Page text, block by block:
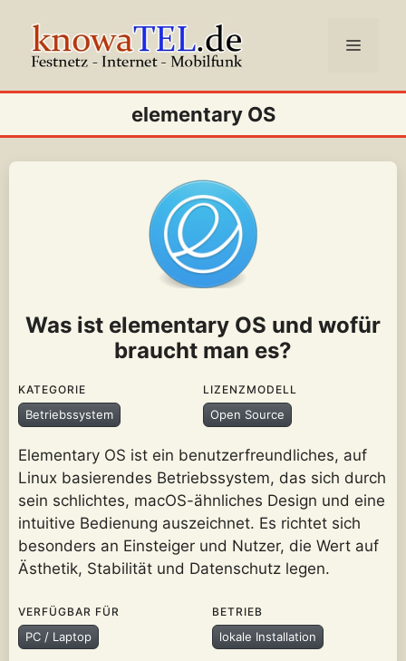
Inhalt
springen
Menü
elementary OS
Was ist elementary OS und wofür
braucht man es?
KATEGORIE
Betriebssystem
LIZENZMODELL
Open Source
Elementary OS ist ein benutzerfreundliches, auf
Linux basierendes Betriebssystem, das sich durch
sein schlichtes, macOS-ähnliches Design und eine
intuitive Bedienung auszeichnet. Es richtet sich
besonders an Einsteiger und Nutzer, die Wert auf
Ästhetik, Stabilität und Datenschutz legen.
VERFÜGBAR FÜR
PC / Laptop
BETRIEB
lokale Installation